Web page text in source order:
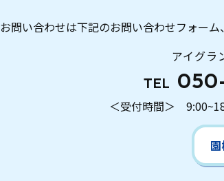
お問い合わせは下記のお問い合わせフォー
アイグラ
TEL
＜受付時間＞